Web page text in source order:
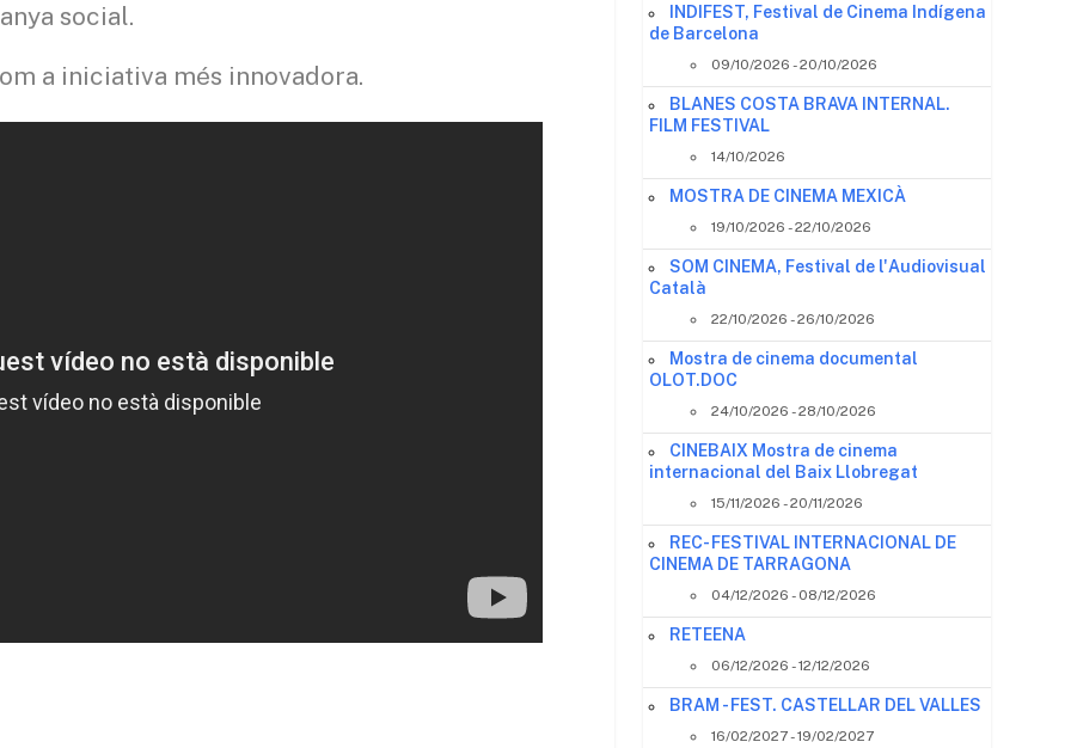
social.
a iniciativa més innovadora.
INDIFEST, Festival de Cinema Indígena
de Barcelona
09/10/2026 - 20/10/2026
BLANES COSTA BRAVA INTERNAL.
FILM FESTIVAL
14/10/2026
MOSTRA DE CINEMA MEXICÀ
19/10/2026 - 22/10/2026
SOM CINEMA, Festival de l'Audiovisual
Català
22/10/2026 - 26/10/2026
Mostra de cinema documental
OLOT.DOC
24/10/2026 - 28/10/2026
CINEBAIX Mostra de cinema
internacional del Baix Llobregat
15/11/2026 - 20/11/2026
REC- FESTIVAL INTERNACIONAL DE
CINEMA DE TARRAGONA
04/12/2026 - 08/12/2026
RETEENA
06/12/2026 - 12/12/2026
BRAM - FEST. CASTELLAR DEL VALLES
16/02/2027 - 19/02/2027